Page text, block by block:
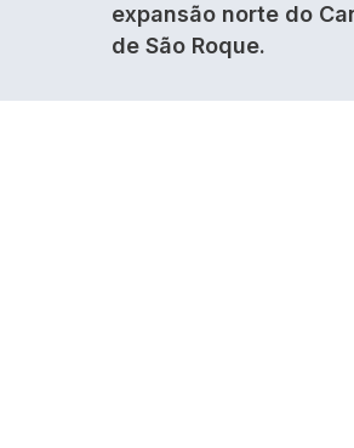
expansão norte do
de São Roque.